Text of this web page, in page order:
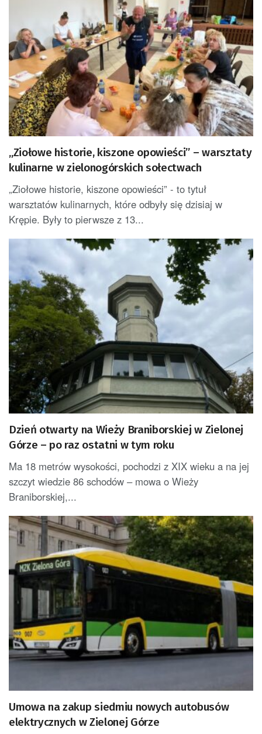
„Ziołowe historie, kiszone opowieści” – warsztaty
kulinarne w zielonogórskich sołectwach
„Ziołowe historie, kiszone opowieści” - to tytuł
warsztatów kulinarnych, które odbyły się dzisiaj w
Krępie. Były to pierwsze z 13...
Dzień otwarty na Wieży Braniborskiej w Zielonej
Górze – po raz ostatni w tym roku
Ma 18 metrów wysokości, pochodzi z XIX wieku a na jej
szczyt wiedzie 86 schodów – mowa o Wieży
Braniborskiej,...
Umowa na zakup siedmiu nowych autobusów
elektrycznych w Zielonej Górze